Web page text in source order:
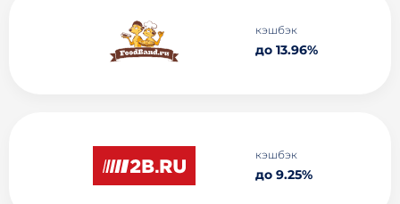
кэшбэк
до 13.96%
кэшбэк
до 9.25%